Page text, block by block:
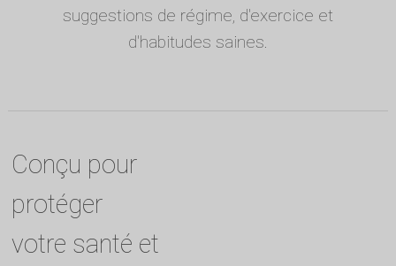
suggestions de régime, d'exercice et
d'habitudes saines.
Conçu pour
protéger
votre santé et